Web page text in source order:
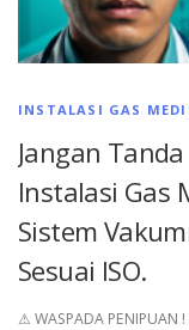
INSTALASI GAS
Jangan
Instalasi Gas
Sistem
Sesuai ISO.
⚠︎ WASPADA PENIPUAN